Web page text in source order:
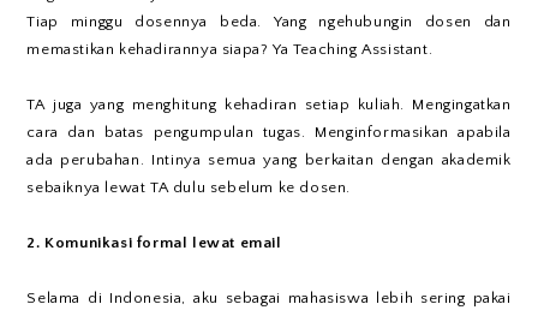
Tiap minggu dosennya beda. Yang ngehubungin dosen dan
memastikan kehadirannya siapa? Ya Teaching Assistant.
TA juga yang menghitung kehadiran setiap kuliah. Mengingatkan
cara dan batas pengumpulan tugas. Menginformasikan apabila
ada perubahan. Intinya semua yang berkaitan dengan akademik
sebaiknya lewat TA dulu sebelum ke dosen.
2. Komunikasi formal lewat email
Selama di Indonesia, aku sebagai mahasiswa lebih sering pakai